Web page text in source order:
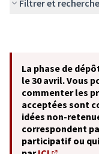
Filtrer et
La phase de
le 30 avril. Vous
commenter les
acceptées sont
idées non-
correspondent
participatif ou